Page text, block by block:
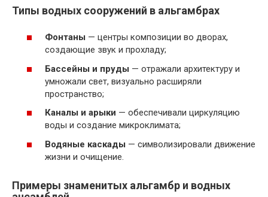
Типы водных сооружений в альгамбрах
Фонтаны — центры композиции во дворах,
создающие звук и прохладу;
Бассейны и пруды — отражали архитектуру и
умножали свет, визуально расширяли
пространство;
Каналы и арыки — обеспечивали циркуляцию
воды и создание микроклимата;
Водяные каскады — символизировали движение
жизни и очищение.
Примеры знаменитых альгамбр и водных